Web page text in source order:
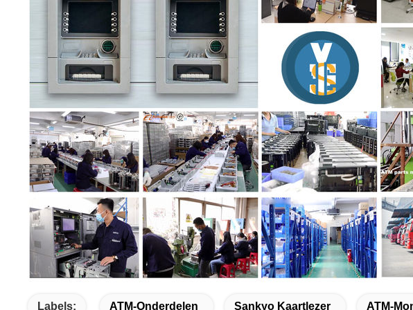
Labels: ATM-Onderdelen Sankyo Kaartlezer ATM-